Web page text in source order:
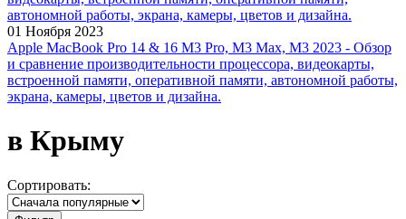
01 Ноября 2023
Apple MacBook Pro 14 & 16 M3 Pro, M3 Max, M3 2023 - Обзор
и сравнение производительности процессора, видеокарты,
встроенной памяти, оперативной памяти, автономной работы,
экрана, камеры, цветов и дизайна.
в Крыму
Сортировать: